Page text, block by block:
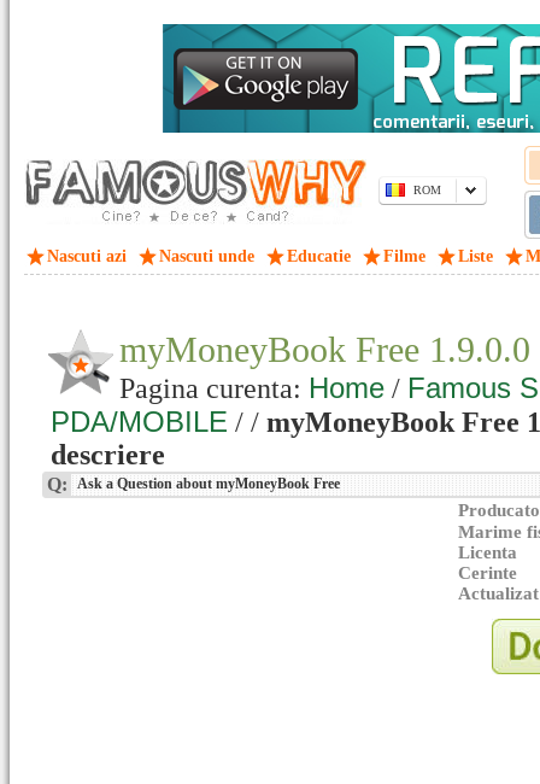
ROM
Nascuti azi Nascuti unde Educatie Filme Liste
myMoneyBook Free
Pagina curenta: Home / Famous
PDA/MOBILE / / myMoneyBook Free
descriere
Q: Ask a Question about myMoneyBook Free
Marime
Licenta
Cerinte